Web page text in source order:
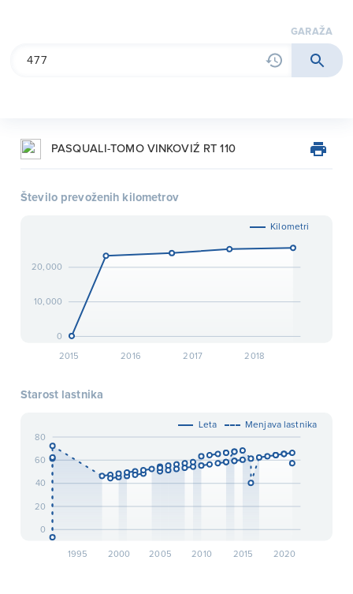
garaža
PASQUALI-TOMO VINKOVIŹ RT 110
Število prevoženih kilometrov
Kilometri
2015 2016 2017 2018
0
10,000
20,000
Starost lastnika
Leta Menjava lastnika
1995 2000 2005 2010 2015 2020
0
20
40
60
80